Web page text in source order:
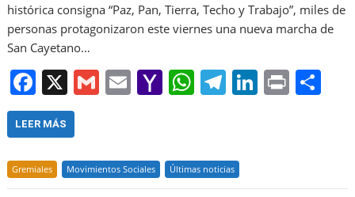
histórica consigna “Paz, Pan, Tierra, Techo y Trabajo”, miles de
personas protagonizaron este viernes una nueva marcha de
San Cayetano…
F
a
c
e
b
X G
l
E
l
Y
o
o
W
s
A
T
gr
a
Li
dI
Pr
LEER MÁS
Gremiales Movimientos Sociales Últimas noticias